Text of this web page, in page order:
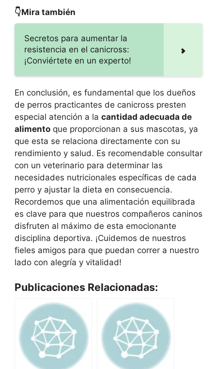
👇Mira también
Secretos para aumentar la
resistencia en el canicross:
¡Conviértete en un experto!
En conclusión, es fundamental que los dueños
de perros practicantes de canicross presten
especial atención a la cantidad adecuada de
alimento que proporcionan a sus mascotas, ya
que esta se relaciona directamente con su
rendimiento y salud. Es recomendable consultar
con un veterinario para determinar las
necesidades nutricionales específicas de cada
perro y ajustar la dieta en consecuencia.
Recordemos que una alimentación equilibrada
es clave para que nuestros compañeros caninos
disfruten al máximo de esta emocionante
disciplina deportiva. ¡Cuidemos de nuestros
fieles amigos para que puedan correr a nuestro
lado con alegría y vitalidad!
Publicaciones Relacionadas: